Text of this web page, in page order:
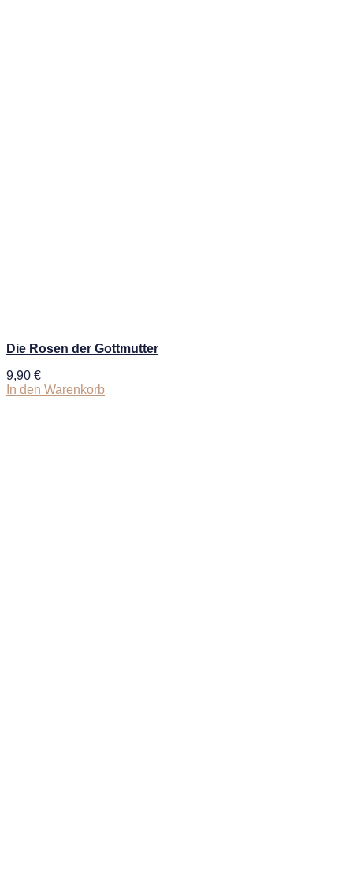
Die Rosen der Gottmutter
9,90 €
In den Warenkorb